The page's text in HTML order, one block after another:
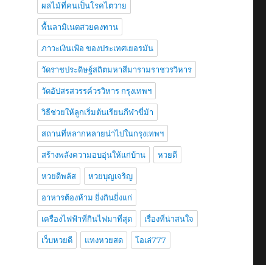
ผลไม้ที่คนเป็นโรคไตวาย
พื้นลามิเนตสวยคงทาน
ภาวะเงินเฟ้อ ของประเทศเยอรมัน
วัดราชประดิษฐ์สถิตมหาสีมารามราชวรวิหาร
วัดอัปสรสวรรค์วรวิหาร กรุงเทพฯ
วิธีช่วยให้ลูกเริ่มต้นเรียนกีฬาขี่ม้า
สถานที่หลากหลายน่าไปในกรุงเทพฯ
สร้างพลังความอบอุ่นให้แก่บ้าน หวยดี
หวยดีพลัส หวยบุญเจริญ
อาหารต้องห้าม ยิ่งกินยิ่งแก่
เครื่องไฟฟ้าที่กินไฟมาที่สุด เรื่องที่น่าสนใจ
เว็บหวยดี แทงหวยสด โอเล่777